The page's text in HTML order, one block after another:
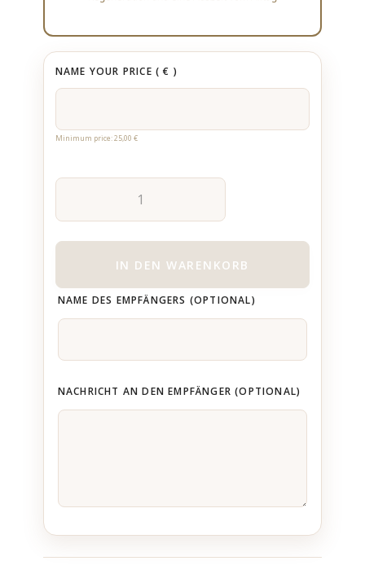
NAME YOUR PRICE ( € )
Minimum price:25,00 €
IN DEN WARENKORB
NAME DES EMPFÄNGERS (OPTIONAL)
NACHRICHT AN DEN EMPFÄNGER(OPTIONAL)